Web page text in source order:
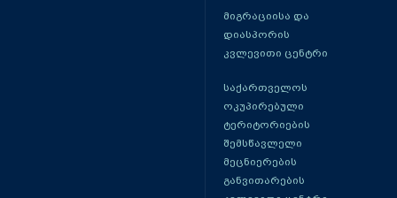
მიგრაციისა და
დიასპორის
კვლევითი ცენტრი
საქართველოს
ოკუპირებული
ტერიტორიების
შემსწავლელი
მეცნიერების
განვითარების